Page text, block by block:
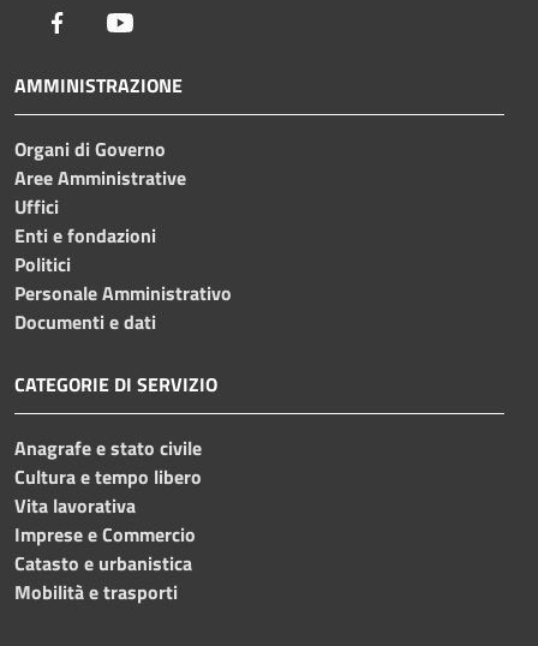
Facebook
AMMINISTRAZIONE
Organi di Governo
Aree Amministrative
Uffici
Enti e fondazioni
Politici
Personale Amministrativo
Documenti e dati
CATEGORIE DI SERVIZIO
Anagrafe e stato civile
Cultura e tempo libero
Vita lavorativa
Imprese e Commercio
Catasto e urbanistica
Mobilità e trasporti